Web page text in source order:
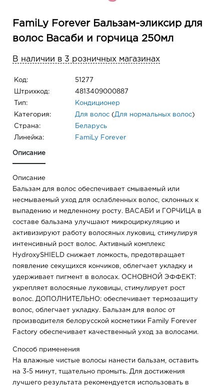
FamiLy Forever Бальзам-эликсир для
волос Васаби и горчица 250мл
В наличии в 3 розничных магазинах
Код: 51277
Штрихкод: 4813409000887
Тип: Кондиционер
Категория: Для волос ( Для нормальных волос)
Страна: Беларусь
Линейка: FamiLy Forever
Описание
Описание
Бальзам для волос обеспечивает смываемый или
несмываемый уход для ослабленных волос, склонных к
выпадению и медленному росту. ВАСАБИ и ГОРЧИЦА в
составе бальзама улучшают микроциркуляцию и
активизируют работу волосяных луковиц, стимулируя
интенсивный рост волос. Активный комплекс
HydroxySHIELD снижает ломкость, предотвращает
появление секущихся кончиков, облегчает укладку и
удерживает пигмент в волосах. ОСНОВНОЙ ЭФФЕКТ:
укрепляет волосяные луковицы, стимулирует рост
волос. ДОПОЛНИТЕЛЬНО: обеспечивает термозащиту
волос, облегчает укладку. Бальзам для волос от
производителя белорусской косметики Family Forever
Factory обеспечивает качественный уход за волосами.
Способ применения
На влажные чистые волосы нанести бальзам, оставить
на 3-5 минут, тщательно промыть. Для достижения
лучшего результата рекомендуется использовать в